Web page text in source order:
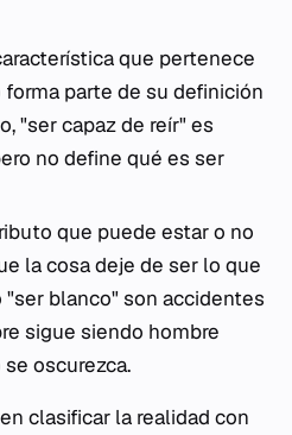
que pertenece
parte de su definición
"ser capaz de reír" es
no define qué es ser
que puede estar o no
la cosa deje de ser lo que
"ser blanco" son accidentes
sigue siendo hombre
oscurezca.
clasificar la realidad con